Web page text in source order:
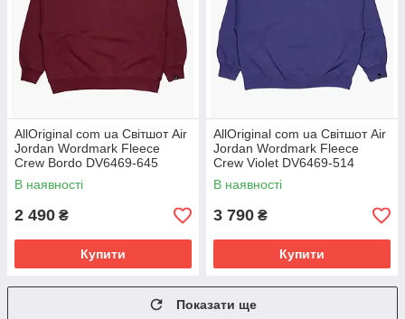
AllOriginal com ua Світшот Air
Jordan Wordmark Fleece
Crew Bordo DV6469-645
РОЗМІРИ ЗАПИТУЙТЕ
В наявності
2 490 ₴
Купити
AllOriginal com ua Світшот Air
Jordan Wordmark Fleece
Crew Violet DV6469-514
РОЗМІРИ ЗАПИТУЙТЕ
В наявності
3 790 ₴
Купити
Показати ще